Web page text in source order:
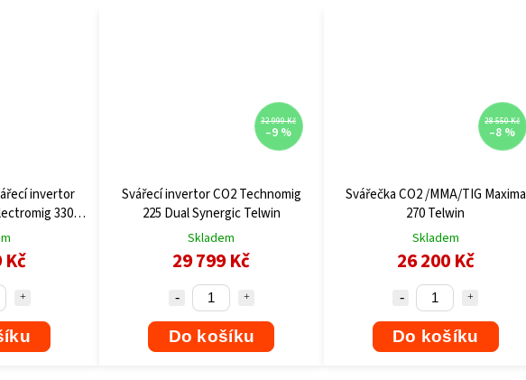
invertor
330
Kč
32 999 Kč
–9 %
Svářecí invertor CO2 Technomig
225 Dual Synergic Telwin
Skladem
29 799 Kč
Do košíku
28 550 Kč
–8 %
Svářečka CO2 /MMA/TIG Maxima
270 Telwin
Skladem
26 200 Kč
Do košíku